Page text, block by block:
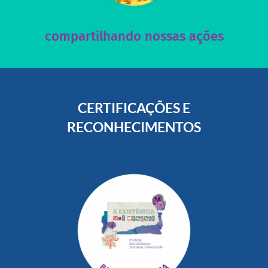
compartilhando nossas ações
Acesse nossas redes sociais e nos ajude compartilhando
CERTIFICAÇÕES E
RECONHECIMENTOS